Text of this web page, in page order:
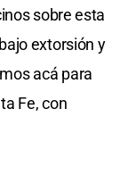
sobre esta
extorsión y
acá para
Fe, con